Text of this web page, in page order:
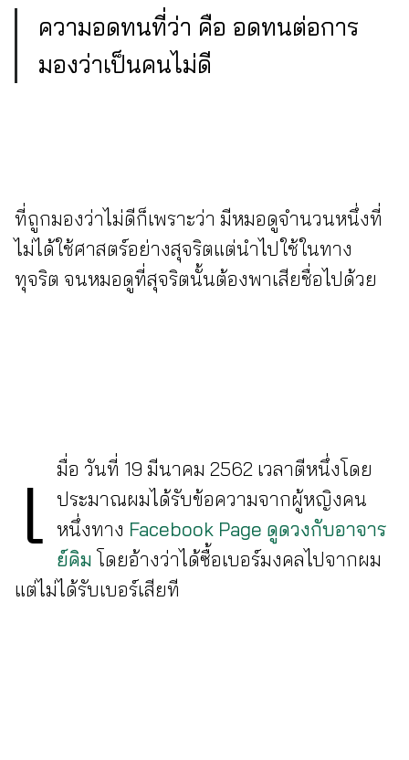
ความอดทนที่ว่า คือ อดทนต่อการ
มองว่าเป็นคนไม่ดี
ที่ถูกมองว่าไม่ดีก็เพราะว่า มีหมอดูจำนวนหนึ่งที่
ไม่ได้ใช้ศาสตร์อย่างสุจริตแต่นำไปใช้ในทาง
ทุจริต จนหมอดูที่สุจริตนั้นต้องพาเสียชื่อไปด้วย
เ
มื่อ วันที่ 19 มีนาคม 2562 เวลาตีหนึ่งโดย
ประมาณผมได้รับข้อความจากผู้หญิงคน
หนึ่งทาง Facebook Page ดูดวงกับอาจาร
ย์คิมโดยอ้างว่าได้ซื้อเบอร์มงคลไปจากผม
แต่ไม่ได้รับเบอร์เสียที